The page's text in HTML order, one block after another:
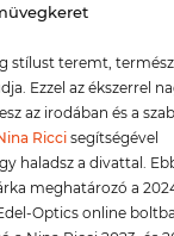
stílust teremt,
Ezzel az ékszerrel
az irodában és a
Riccisegítségével
haladsz a divattal.
meghatározó a
Optics online